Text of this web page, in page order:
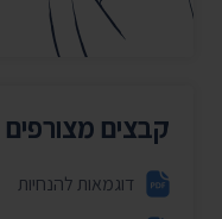
קבצים מצורפים
דוגמאות להנחיות